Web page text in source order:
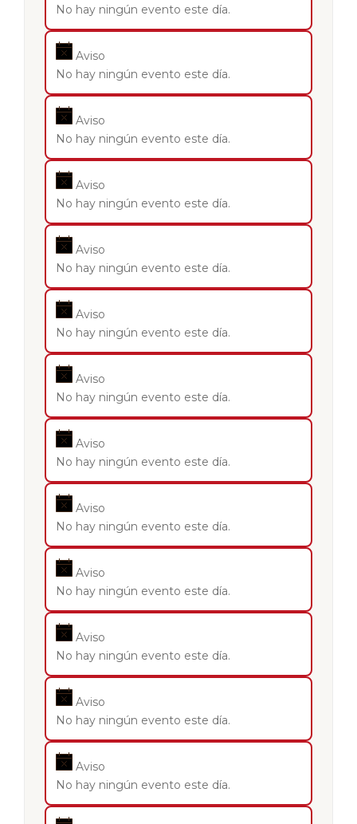
No hay ningún evento este día.
Aviso
No hay ningún evento este día.
Aviso
No hay ningún evento este día.
Aviso
No hay ningún evento este día.
Aviso
No hay ningún evento este día.
Aviso
No hay ningún evento este día.
Aviso
No hay ningún evento este día.
Aviso
No hay ningún evento este día.
Aviso
No hay ningún evento este día.
Aviso
No hay ningún evento este día.
Aviso
No hay ningún evento este día.
Aviso
No hay ningún evento este día.
Aviso
No hay ningún evento este día.